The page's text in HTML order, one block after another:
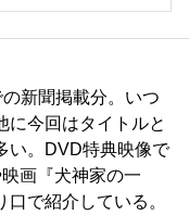
新聞掲載分。いつ
に今回はタイトルと
い。DVD特典映像で
画『犬神家の一
で紹介している。